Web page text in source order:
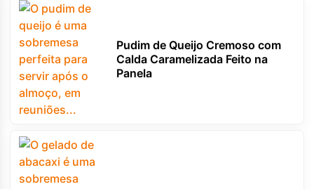
Pudim de Queijo Cremoso com
Calda Caramelizada Feito na
Panela